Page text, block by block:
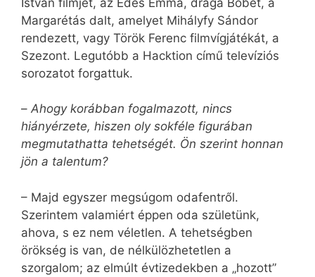
Margarétás dalt, amelyet Mihályfy Sándor
rendezett, vagy Török Ferenc filmvígjátékát, a
Szezont. Legutóbb a Hacktion című televíziós
sorozatot forgattuk.
– Ahogy korábban fogalmazott, nincs
hiányérzete, hiszen oly sokféle figurában
megmutathatta tehetségét. Ön szerint honnan
jön a talentum?
– Majd egyszer megsúgom odafentről.
Szerintem valamiért éppen oda születünk,
ahova, s ez nem véletlen. A tehetségben
örökség is van, de nélkülözhetetlen a
szorgalom; az elmúlt évtizedekben a „hozott”